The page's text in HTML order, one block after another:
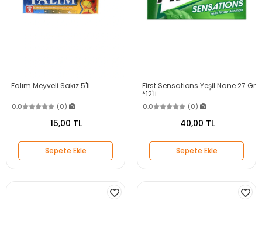
Falım Meyveli Sakız 5'li
0.0 (0)
15,00 TL
Sepete Ekle
First Sensations Yeşil Nane 27 Gr
*12'li
0.0 (0)
40,00 TL
Sepete Ekle